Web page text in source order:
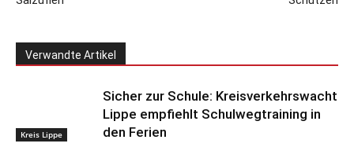
Verwandte Artikel
Kreis Lippe
Sicher zur Schule: Kreisverkehrswacht
Lippe empfiehlt Schulwegtraining in
den Ferien